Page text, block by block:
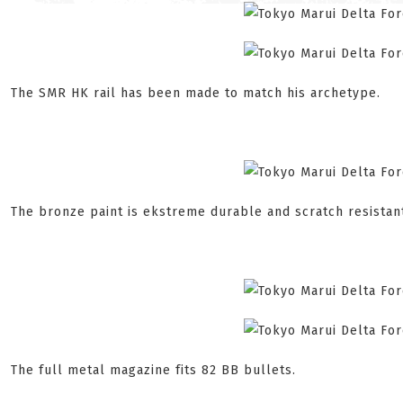
The SMR HK rail has been made to match his archetype.
The bronze paint is ekstreme durable and scratch
The full metal magazine fits 82 BB bullets.